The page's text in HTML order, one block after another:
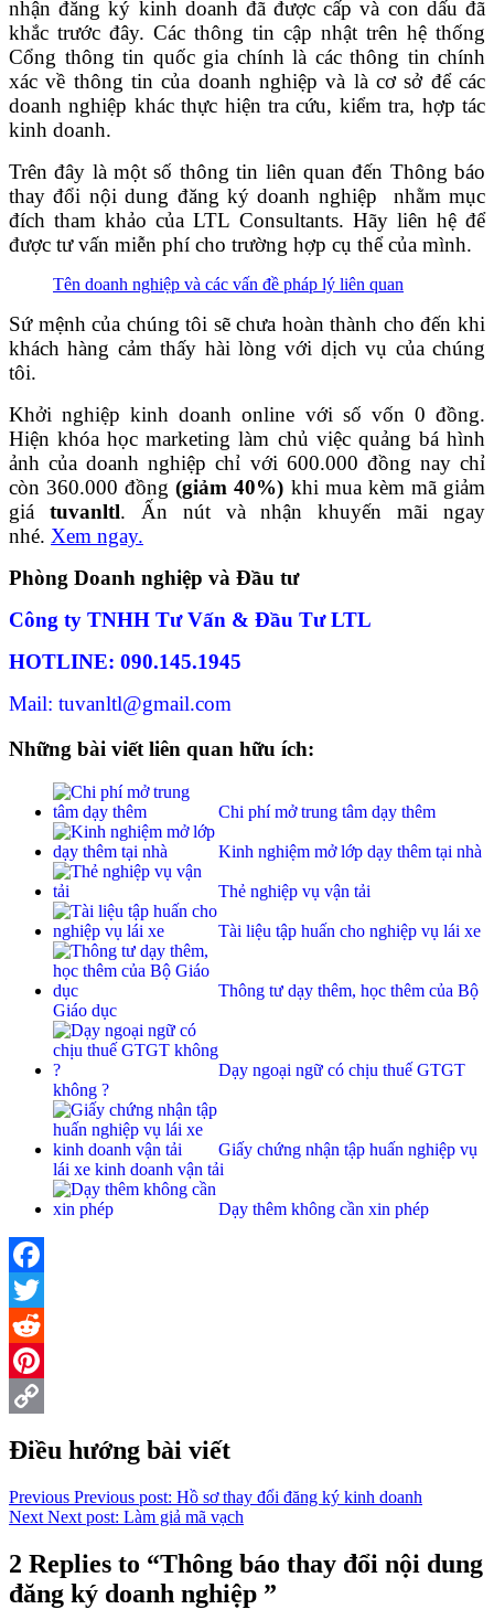
nhận đăng ký kinh doanh đã được cấp và con dấu đã
khắc trước đây. Các thông tin cập nhật trên hệ thống
Cổng thông tin quốc gia chính là các thông tin chính
xác về thông tin của doanh nghiệp và là cơ sở để các
doanh nghiệp khác thực hiện tra cứu, kiểm tra, hợp tác
kinh doanh.
Trên đây là một số thông tin liên quan đến Thông báo
thay đổi nội dung đăng ký doanh nghiệp nhằm mục
đích tham khảo của LTL Consultants. Hãy liên hệ để
được tư vấn miễn phí cho trường hợp cụ thể của mình.
Tên doanh nghiệp và các vấn đề pháp lý liên quan
Sứ mệnh của chúng tôi sẽ chưa hoàn thành cho đến khi
khách hàng cảm thấy hài lòng với dịch vụ của chúng
tôi.
Khởi nghiệp kinh doanh online với số vốn 0 đồng.
Hiện khóa học marketing làm chủ việc quảng bá hình
ảnh của doanh nghiệp chỉ với 600.000 đồng nay chỉ
còn 360.000 đồng(giảm 40%) khi mua kèm mã giảm
giá tuvanltl. Ấn nút và nhận khuyến mãi ngay
nhé. Xem ngay.
Phòng Doanh nghiệp và Đầu tư
Công ty TNHH Tư Vấn & Đầu Tư LTL
HOTLINE: 090.145.1945
Mail: tuvanltl@gmail.com
Những bài viết liên quan hữu ích:
Chi phí mở trung tâm dạy thêm
Kinh nghiệm mở lớp dạy thêm tại nhà
Thẻ nghiệp vụ vận tải
Tài liệu tập huấn cho nghiệp vụ lái xe
Thông tư dạy thêm, học thêm của Bộ
Giáo dục
Dạy ngoại ngữ có chịu thuế GTGT
không ?
Giấy chứng nhận tập huấn nghiệp vụ
lái xe kinh doanh vận tải
Dạy thêm không cần xin phép
Facebook
Twitter
Reddit
Pinterest
Điều hướng bài viết
Previous Previous post: Hồ sơ thay đổi đăng ký kinh doanh
Next Next post: Làm giả mã vạch
2 Replies to “Thông báo thay đổi nội dung
đăng ký doanh nghiệp ”